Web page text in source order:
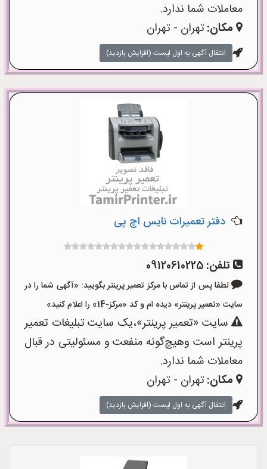
معاملات شما ندارد.
مکان:تهران - تهران
انتقال آگهی به اول لیست (افزایش بازدید)
دفتر تعمیرات نایس اچ پی
تلفن: 09120610225
لطفا پس از تماس با مرکز تعمیر پرینتر بگویید: «آگهی شما را در
سایت «تعمیر پرینتر» دیده ام و کد «مرکز-14» را اعلام کنید»
سایت «تعمیر پرینتر»،یک سایت تبلیغات تعمیر
پرینتر است وهیچ‌گونه منفعت و مسئولیتی در قبال
معاملات شما ندارد.
مکان:تهران - تهران
انتقال آگهی به اول لیست (افزایش بازدید)